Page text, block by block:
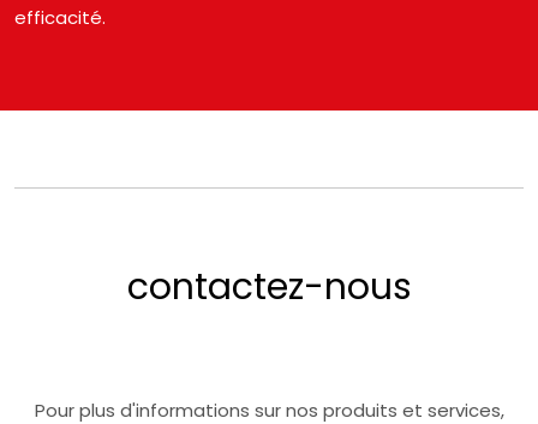
efficacité.
contactez-nous
Pour plus d'informations sur nos produits et services,